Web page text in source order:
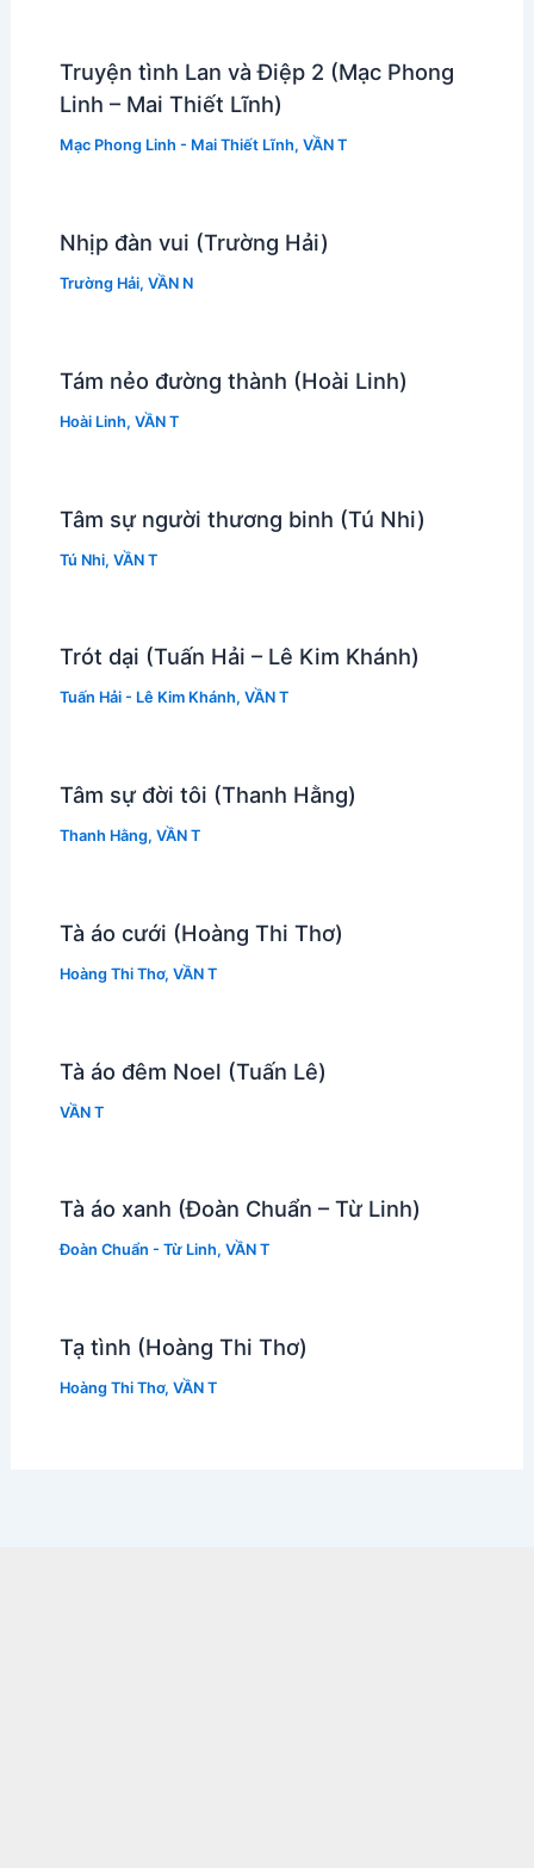
Truyện tình Lan và Điệp 2 (Mạc Phong
Linh – Mai Thiết Lĩnh)
Mạc Phong Linh - Mai Thiết Lĩnh, VẦN T
Nhịp đàn vui (Trường Hải)
Trường Hải, VẦN N
Tám nẻo đường thành (Hoài Linh)
Hoài Linh, VẦN T
Tâm sự người thương binh (Tú Nhi)
Tú Nhi, VẦN T
Trót dại (Tuấn Hải – Lê Kim Khánh)
Tuấn Hải - Lê Kim Khánh, VẦN T
Tâm sự đời tôi (Thanh Hằng)
Thanh Hằng, VẦN T
Tà áo cưới (Hoàng Thi Thơ)
Hoàng Thi Thơ, VẦN T
Tà áo đêm Noel (Tuấn Lê)
VẦN T
Tà áo xanh (Đoàn Chuẩn – Từ Linh)
Đoàn Chuẩn - Từ Linh, VẦN T
Tạ tình (Hoàng Thi Thơ)
Hoàng Thi Thơ, VẦN T